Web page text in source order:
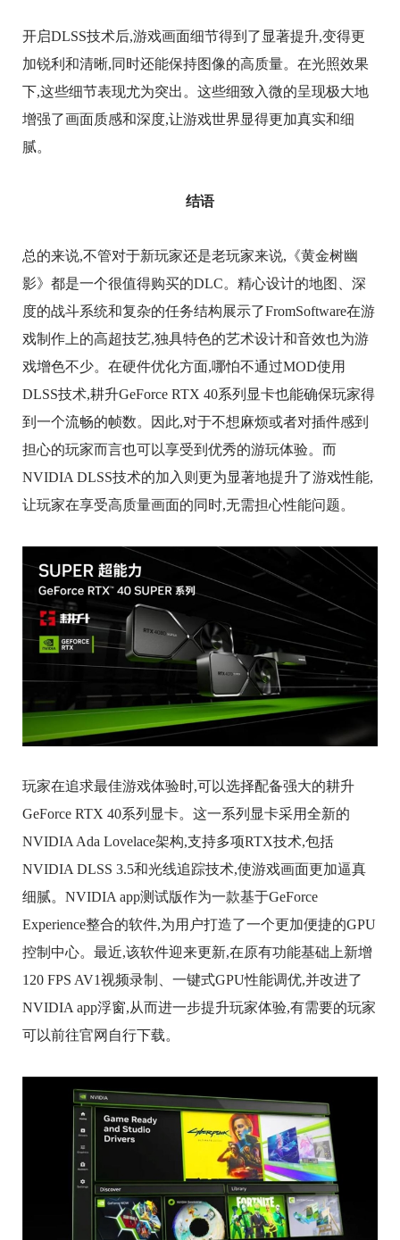
开启DLSS技术后,游戏画面细节得到了显著提升,变得更
加锐利和清晰,同时还能保持图像的高质量。在光照效果
下,这些细节表现尤为突出。这些细致入微的呈现极大地
增强了画面质感和深度,让游戏世界显得更加真实和细
腻。
结语
总的来说,不管对于新玩家还是老玩家来说,《黄金树幽
影》都是一个很值得购买的DLC。精心设计的地图、深
度的战斗系统和复杂的任务结构展示了FromSoftware在游
戏制作上的高超技艺,独具特色的艺术设计和音效也为游
戏增色不少。在硬件优化方面,哪怕不通过MOD使用
DLSS技术,耕升GeForce RTX 40系列显卡也能确保玩家得
到一个流畅的帧数。因此,对于不想麻烦或者对插件感到
担心的玩家而言也可以享受到优秀的游玩体验。而
NVIDIA DLSS技术的加入则更为显著地提升了游戏性能,
让玩家在享受高质量画面的同时,无需担心性能问题。
玩家在追求最佳游戏体验时,可以选择配备强大的耕升
GeForce RTX 40系列显卡。这一系列显卡采用全新的
NVIDIA Ada Lovelace架构,支持多项RTX技术,包括
NVIDIA DLSS 3.5和光线追踪技术,使游戏画面更加逼真
细腻。NVIDIA app测试版作为一款基于GeForce
Experience整合的软件,为用户打造了一个更加便捷的GPU
控制中心。最近,该软件迎来更新,在原有功能基础上新增
120 FPS AV1视频录制、一键式GPU性能调优,并改进了
NVIDIA app浮窗,从而进一步提升玩家体验,有需要的玩家
可以前往官网自行下载。